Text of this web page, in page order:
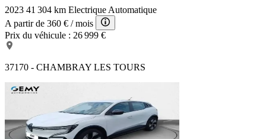
2023 41 304 km Electrique Automatique
A partir de 360 € / mois
Prix du véhicule : 26 999 €
37170 - CHAMBRAY LES TOURS